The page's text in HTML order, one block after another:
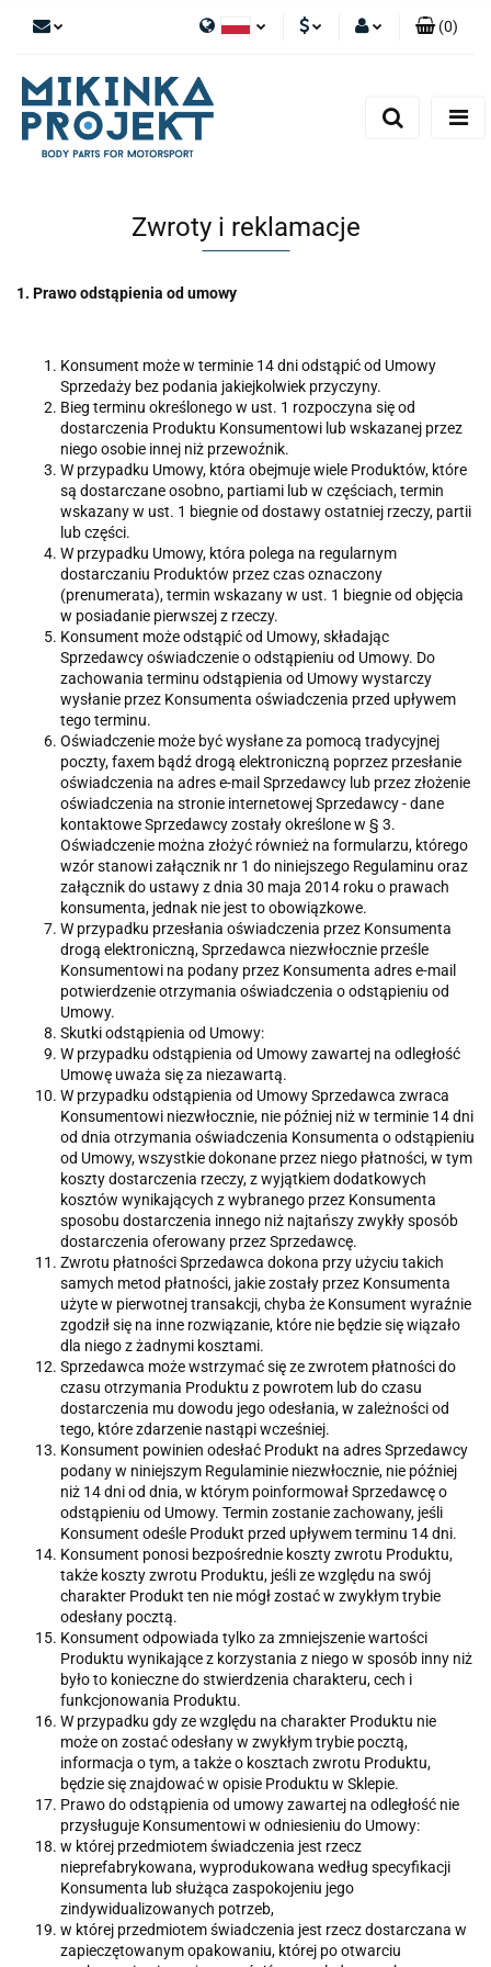
Polski
English
(0)
Zwroty i reklamacje
1. Prawo odstąpienia od umowy
Konsument może w terminie 14 dni odstąpić od Umowy
Sprzedaży bez podania jakiejkolwiek przyczyny.
Bieg terminu określonego w ust. 1 rozpoczyna się od
dostarczenia Produktu Konsumentowi lub wskazanej przez
niego osobie innej niż przewoźnik.
W przypadku Umowy, która obejmuje wiele Produktów, które
są dostarczane osobno, partiami lub w częściach, termin
wskazany w ust. 1 biegnie od dostawy ostatniej rzeczy, partii
lub części.
W przypadku Umowy, która polega na regularnym
dostarczaniu Produktów przez czas oznaczony
(prenumerata), termin wskazany w ust. 1 biegnie od objęcia
w posiadanie pierwszej z rzeczy.
Konsument może odstąpić od Umowy, składając
Sprzedawcy oświadczenie o odstąpieniu od Umowy. Do
zachowania terminu odstąpienia od Umowy wystarczy
wysłanie przez Konsumenta oświadczenia przed upływem
tego terminu.
Oświadczenie może być wysłane za pomocą tradycyjnej
poczty, faxem bądź drogą elektroniczną poprzez przesłanie
oświadczenia na adres e-mail Sprzedawcy lub przez złożenie
oświadczenia na stronie internetowej Sprzedawcy - dane
kontaktowe Sprzedawcy zostały określone w § 3.
Oświadczenie można złożyć również na formularzu, którego
wzór stanowi załącznik nr 1 do niniejszego Regulaminu oraz
załącznik do ustawy z dnia 30 maja 2014 roku o prawach
konsumenta, jednak nie jest to obowiązkowe.
W przypadku przesłania oświadczenia przez Konsumenta
drogą elektroniczną, Sprzedawca niezwłocznie prześle
Konsumentowi na podany przez Konsumenta adres e-mail
potwierdzenie otrzymania oświadczenia o odstąpieniu od
Umowy.
Skutki odstąpienia od Umowy:
W przypadku odstąpienia od Umowy zawartej na odległość
Umowę uważa się za niezawartą.
W przypadku odstąpienia od Umowy Sprzedawca zwraca
Konsumentowi niezwłocznie, nie później niż w terminie 14 dni
od dnia otrzymania oświadczenia Konsumenta o odstąpieniu
od Umowy, wszystkie dokonane przez niego płatności, w tym
koszty dostarczenia rzeczy, z wyjątkiem dodatkowych
kosztów wynikających z wybranego przez Konsumenta
sposobu dostarczenia innego niż najtańszy zwykły sposób
dostarczenia oferowany przez Sprzedawcę.
Zwrotu płatności Sprzedawca dokona przy użyciu takich
samych metod płatności, jakie zostały przez Konsumenta
użyte w pierwotnej transakcji, chyba że Konsument wyraźnie
zgodził się na inne rozwiązanie, które nie będzie się wiązało
dla niego z żadnymi kosztami.
Sprzedawca może wstrzymać się ze zwrotem płatności do
czasu otrzymania Produktu z powrotem lub do czasu
dostarczenia mu dowodu jego odesłania, w zależności od
tego, które zdarzenie nastąpi wcześniej.
Konsument powinien odesłać Produkt na adres Sprzedawcy
podany w niniejszym Regulaminie niezwłocznie, nie później
niż 14 dni od dnia, w którym poinformował Sprzedawcę o
odstąpieniu od Umowy. Termin zostanie zachowany, jeśli
Konsument odeśle Produkt przed upływem terminu 14 dni.
Konsument ponosi bezpośrednie koszty zwrotu Produktu,
także koszty zwrotu Produktu, jeśli ze względu na swój
charakter Produkt ten nie mógł zostać w zwykłym trybie
odesłany pocztą.
Konsument odpowiada tylko za zmniejszenie wartości
Produktu wynikające z korzystania z niego w sposób inny niż
było to konieczne do stwierdzenia charakteru, cech i
funkcjonowania Produktu.
W przypadku gdy ze względu na charakter Produktu nie
może on zostać odesłany w zwykłym trybie pocztą,
informacja o tym, a także o kosztach zwrotu Produktu,
będzie się znajdować w opisie Produktu w Sklepie.
Prawo do odstąpienia od umowy zawartej na odległość nie
przysługuje Konsumentowi w odniesieniu do Umowy:
w której przedmiotem świadczenia jest rzecz
nieprefabrykowana, wyprodukowana według specyfikacji
Konsumenta lub służąca zaspokojeniu jego
zindywidualizowanych potrzeb,
w której przedmiotem świadczenia jest rzecz dostarczana w
zapieczętowanym opakowaniu, której po otwarciu